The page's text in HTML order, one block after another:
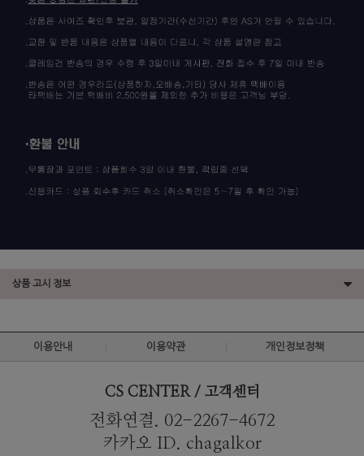
상품 고시 정보
이용안내 이용약관 개인정보정책
CS CENTER / 고객센터
전화연결. 02-2267-4672
카카오 ID. chagalkor